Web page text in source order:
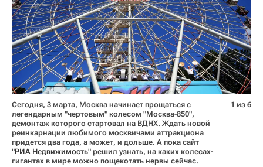
Сегодня, 3 марта, Москва начинает прощаться с
легендарным "чертовым" колесом "Москва-850",
демонтаж которого стартовал на ВДНХ. Ждать новой
реинкарнации любимого москвичами аттракциона
придется два года, а может, и дольше. А пока сайт
"РИА Недвижимость" решил узнать, на каких колесах-
гигантах в мире можно пощекотать нервы сейчас.
1 из 6